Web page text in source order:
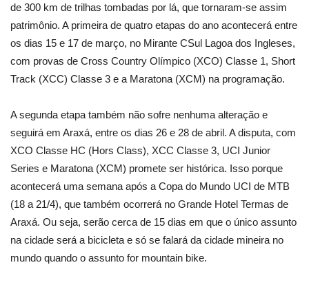
de 300 km de trilhas tombadas por lá, que tornaram-se assim
patrimônio. A primeira de quatro etapas do ano acontecerá entre
os dias 15 e 17 de março, no Mirante CSul Lagoa dos Ingleses,
com provas de Cross Country Olímpico (XCO) Classe 1, Short
Track (XCC) Classe 3 e a Maratona (XCM) na programação.
A segunda etapa também não sofre nenhuma alteração e
seguirá em Araxá, entre os dias 26 e 28 de abril. A disputa, com
XCO Classe HC (Hors Class), XCC Classe 3, UCI Junior
Series e Maratona (XCM) promete ser histórica. Isso porque
acontecerá uma semana após a Copa do Mundo UCI de MTB
(18 a 21/4), que também ocorrerá no Grande Hotel Termas de
Araxá. Ou seja, serão cerca de 15 dias em que o único assunto
na cidade será a bicicleta e só se falará da cidade mineira no
mundo quando o assunto for mountain bike.